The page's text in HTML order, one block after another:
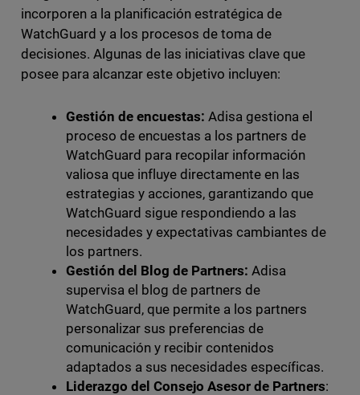
incorporen a la planificación estratégica de
WatchGuard y a los procesos de toma de
decisiones. Algunas de las iniciativas clave que
posee para alcanzar este objetivo incluyen:
Gestión de encuestas: Adisa gestiona el
proceso de encuestas a los partners de
WatchGuard para recopilar información
valiosa que influye directamente en las
estrategias y acciones, garantizando que
WatchGuard sigue respondiendo a las
necesidades y expectativas cambiantes de
los partners.
Gestión del Blog de Partners: Adisa
supervisa el blog de partners de
WatchGuard, que permite a los partners
personalizar sus preferencias de
comunicación y recibir contenidos
adaptados a sus necesidades específicas.
Liderazgo del Consejo Asesor de Partners: